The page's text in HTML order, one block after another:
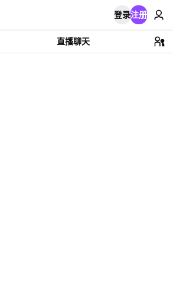
登录注册
直播聊天